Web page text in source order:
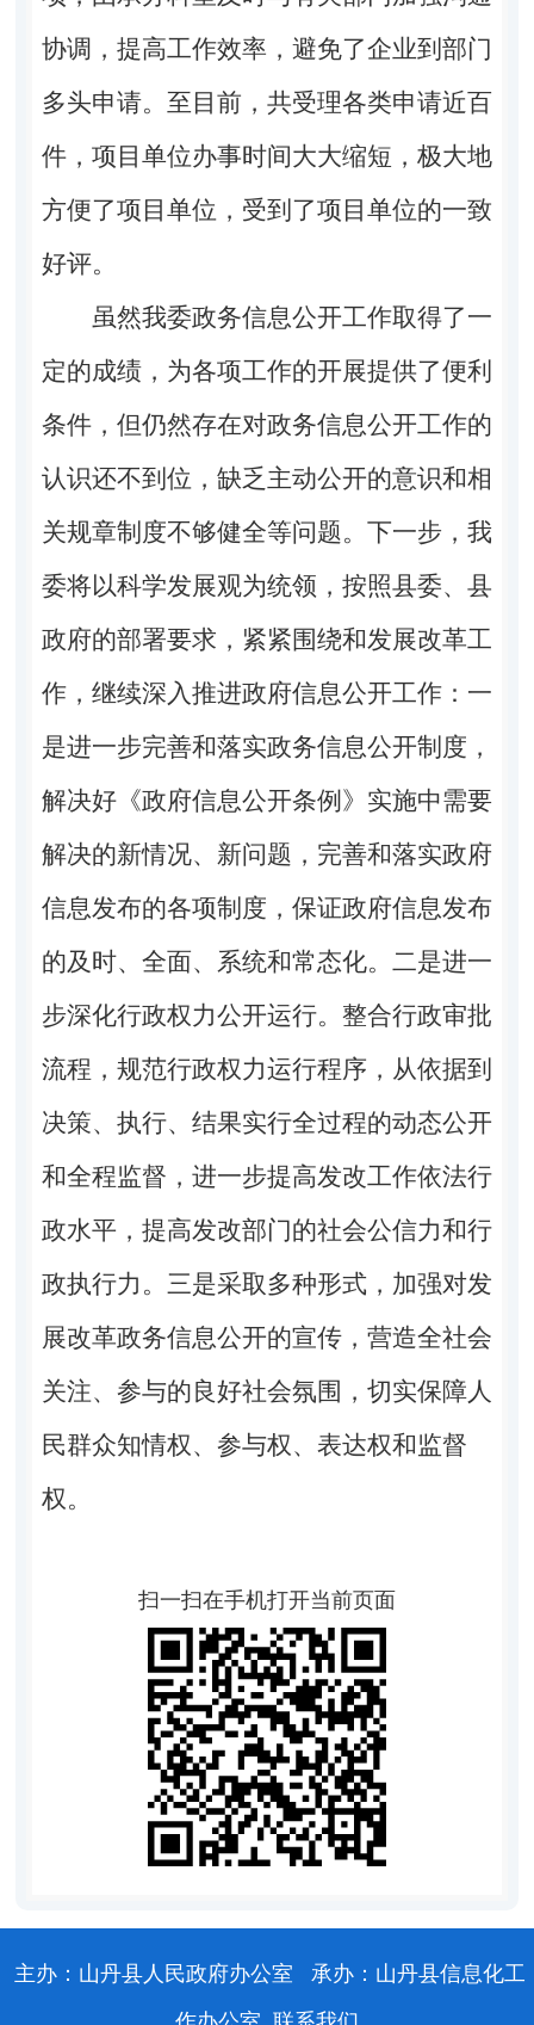
协调，提高工作效率，避免了企业到部门
多头申请。至目前，共受理各类申请近百
件，项目单位办事时间大大缩短，极大地
方便了项目单位，受到了项目单位的一致
好评。
虽然我委政务信息公开工作取得了一
定的成绩，为各项工作的开展提供了便利
条件，但仍然存在对政务信息公开工作的
认识还不到位，缺乏主动公开的意识和相
关规章制度不够健全等问题。下一步，我
委将以科学发展观为统领，按照县委、县
政府的部署要求，紧紧围绕和发展改革工
作，继续深入推进政府信息公开工作：一
是进一步完善和落实政务信息公开制度，
解决好《政府信息公开条例》实施中需要
解决的新情况、新问题，完善和落实政府
信息发布的各项制度，保证政府信息发布
的及时、全面、系统和常态化。二是进一
步深化行政权力公开运行。整合行政审批
流程，规范行政权力运行程序，从依据到
决策、执行、结果实行全过程的动态公开
和全程监督，进一步提高发改工作依法行
政水平，提高发改部门的社会公信力和行
政执行力。三是采取多种形式，加强对发
展改革政务信息公开的宣传，营造全社会
关注、参与的良好社会氛围，切实保障人
民群众知情权、参与权、表达权和监督
权。
扫一扫在手机打开当前页面
主办：山丹县人民政府办公室
承办：山丹县信息化工